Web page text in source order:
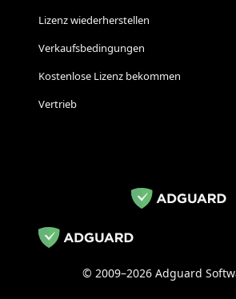
Lizenz wiederherstellen
Verkaufsbedingungen
Kostenlose Lizenz bekommen
Vertrieb
© 2009–2026 Adguard